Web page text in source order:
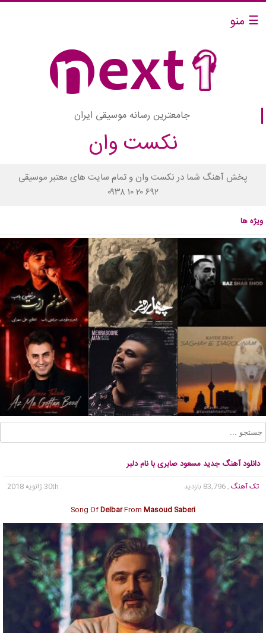
☰ منو
جامعترین رسانه موسیقی ایران
نکست وان
پخش آهنگ شما در نکست وان و تمام سایت های معتبر موسیقی
۰۹۳۸ ۱۰ ۲۰ ۶۹۲
ویژه ها
دانلود آهنگ جدید مسعود صابری با نام دلبر
تک آهنگ , 83,796 بازدید
30th ژانویه 2018
Song OfDelbarFrom Masoud Saberi